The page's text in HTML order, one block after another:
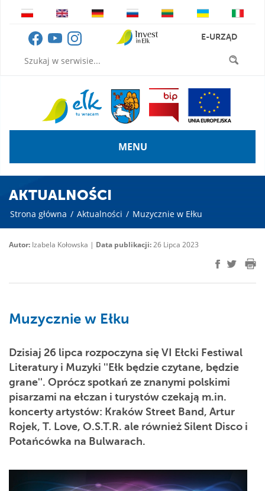
E-URZĄD
MENU
AKTUALNOŚCI
Strona główna / Aktualności / Muzycznie w Ełku
Autor: Izabela Kołowska | Data publikacji:26 Lipca 2023
Muzycznie w Ełku
Dzisiaj 26 lipca rozpoczyna się VI Ełcki Festiwal
Literatury i Muzyki ''Ełk będzie czytane, będzie
grane''. Oprócz spotkań ze znanymi polskimi
pisarzami na ełczan i turystów czekają m.in.
koncerty artystów: Kraków Street Band, Artur
Rojek, T. Love, O.S.T.R. ale również Silent Disco i
Potańcówka na Bulwarach.